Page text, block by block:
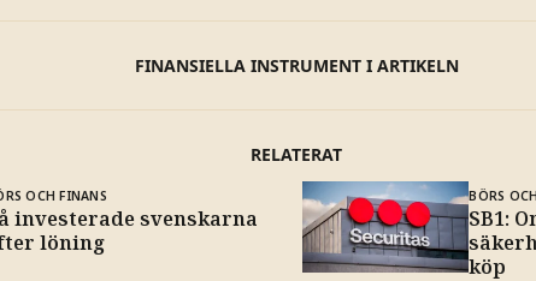
FINANSIELLA INSTRUMENT I ARTIKELN
RELATERAT
OCH FINANS
investerade svenskarna
löning
BÖRS
SB1:
köp